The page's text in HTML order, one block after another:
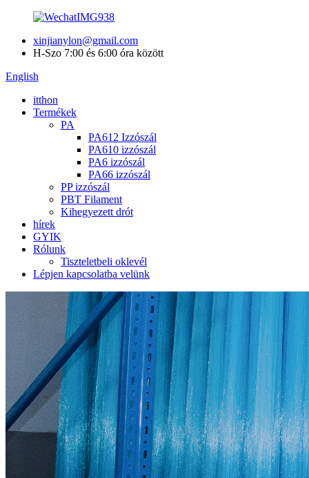
xinjianylon@gmail.com
H-Szo 7:00 és 6:00 óra között
English
itthon
Termékek
PA
PA612 Izzószál
PA610 izzószál
PA6 izzószál
PA66 izzószál
PP izzószál
PBT Filament
Kihegyezett drót
hírek
GYIK
Rólunk
Tiszteletbeli oklevél
Lépjen kapcsolatba velünk